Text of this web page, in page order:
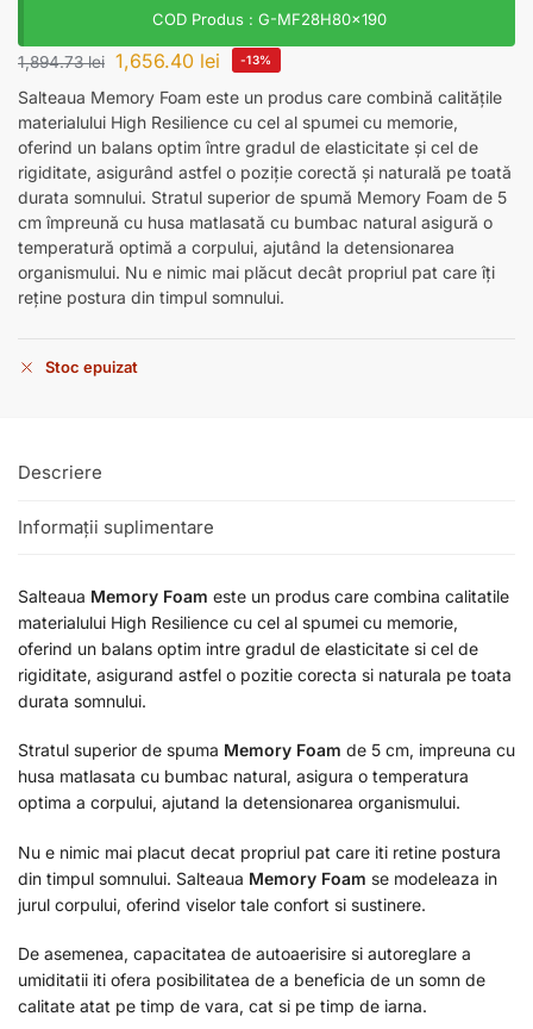
COD Produs : G-MF28H80x190
1,894.73lei 1,656.40 lei -13%
Salteaua Memory Foam este un produs care combină calitățile
materialului High Resilience cu cel al spumei cu memorie,
oferind un balans optim între gradul de elasticitate și cel de
rigiditate, asigurând astfel o poziție corectă și naturală pe toată
durata somnului. Stratul superior de spumă Memory Foam de 5
cm împreună cu husa matlasată cu bumbac natural asigură o
temperatură optimă a corpului, ajutând la detensionarea
organismului. Nu e nimic mai plăcut decât propriul pat care îți
reține postura din timpul somnului.
Stoc epuizat
Descriere
Informații suplimentare
Salteaua Memory Foam este un produs care combina calitatile
materialului High Resilience cu cel al spumei cu memorie,
oferind un balans optim intre gradul de elasticitate si cel de
rigiditate, asigurand astfel o pozitie corecta si naturala pe toata
durata somnului.
Stratul superior de spuma Memory Foam de 5 cm, impreuna cu
husa matlasata cu bumbac natural, asigura o temperatura
optima a corpului, ajutand la detensionarea organismului.
Nu e nimic mai placut decat propriul pat care iti retine postura
din timpul somnului. Salteaua Memory Foam se modeleaza in
jurul corpului, oferind viselor tale confort si sustinere.
De asemenea, capacitatea de autoaerisire si autoreglare a
umiditatii iti ofera posibilitatea de a beneficia de un somn de
calitate atat pe timp de vara, cat si pe timp de iarna.